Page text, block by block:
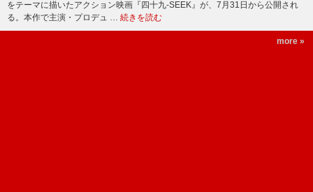
をテーマに描いたアクション映画『四十九-SEEK』が、7月31日から公開され
る。本作で主演・プロデュ … 続きを読む
more »